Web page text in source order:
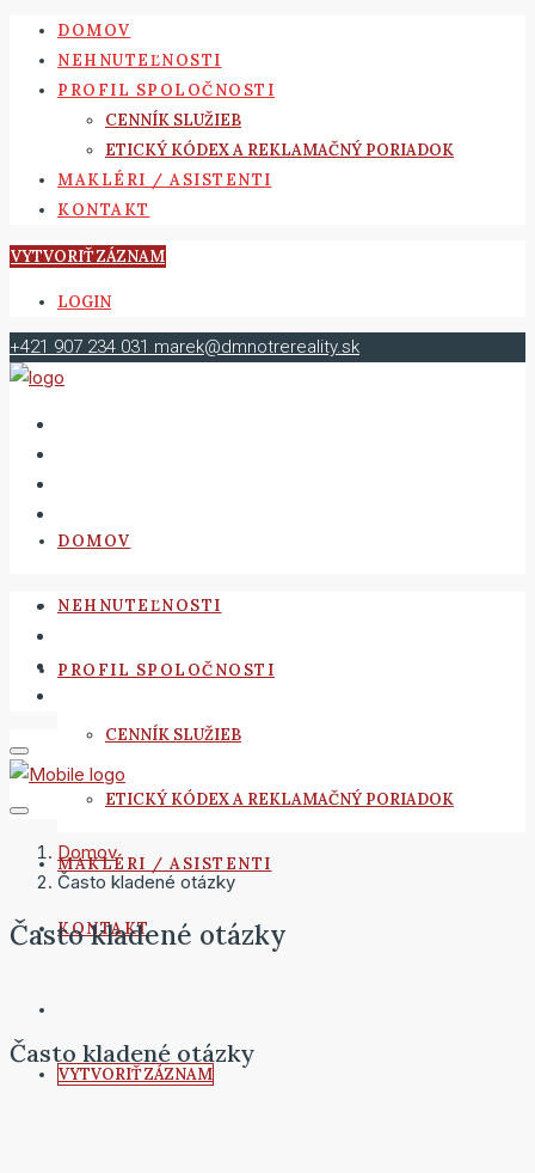
DOMOV
NEHNUTEĽNOSTI
PROFIL SPOLOČNOSTI
CENNÍK SLUŽIEB
ETICKÝ KÓDEX A REKLAMAČNÝ PORIADOK
MAKLÉRI / ASISTENTI
KONTAKT
VYTVORIŤ ZÁZNAM
LOGIN
+421 907 234 031 marek@dmnotrereality.sk
DOMOV
NEHNUTEĽNOSTI
PROFIL SPOLOČNOSTI
CENNÍK SLUŽIEB
ETICKÝ KÓDEX A REKLAMAČNÝ PORIADOK
MAKLÉRI / ASISTENTI
KONTAKT
VYTVORIŤ ZÁZNAM
Domov
Často kladené otázky
Často kladené otázky
Často kladené otázky